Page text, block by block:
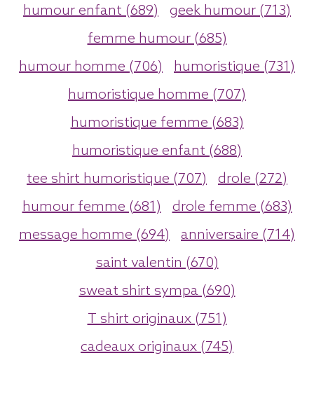
humour enfant (689)
geek humour (713)
femme humour (685)
humour homme (706)
humoristique (731)
humoristique homme (707)
humoristique femme (683)
humoristique enfant (688)
tee shirt humoristique (707)
drole (272)
humour femme (681)
drole femme (683)
message homme (694)
anniversaire (714)
saint valentin (670)
sweat shirt sympa (690)
T shirt originaux (751)
cadeaux originaux (745)